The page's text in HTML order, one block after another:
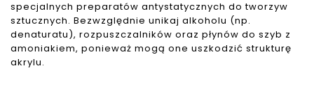
specjalnych preparatów antystatycznych do tworzyw
sztucznych. Bezwzględnie unikaj alkoholu (np.
denaturatu), rozpuszczalników oraz płynów do szyb z
amoniakiem, ponieważ mogą one uszkodzić strukturę
akrylu.